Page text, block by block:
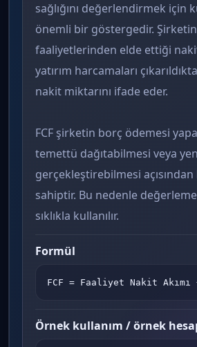
sağlığını değerlendirmek için
önemli bir göstergedir. Şirketin
faaliyetlerinden elde ettiği
yatırım harcamaları
nakit miktarını ifade eder.
FCF şirketin borç ödemesi
temettü dağıtabilmesi veya
gerçekleştirebilmesi
sahiptir. Bu nedenle
sıklıkla kullanılır.
Formül
FCF = Faaliyet Nakit Akımı
Örnek kullanım / örnek